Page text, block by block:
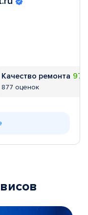
Качество ремонта
877 оценок